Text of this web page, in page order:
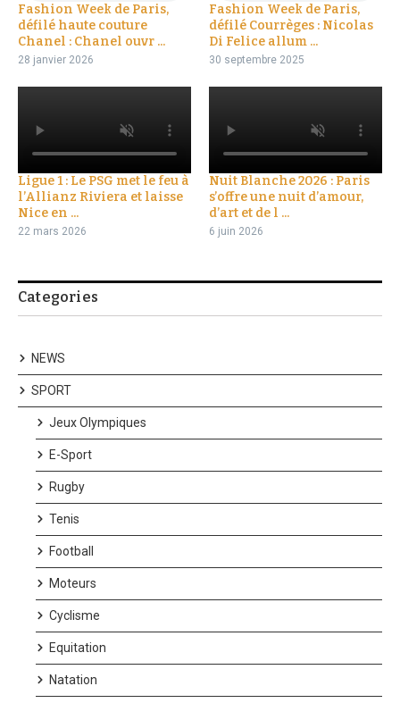
Fashion Week de Paris,
défilé haute couture
Chanel : Chanel ouvr ...
28 janvier 2026
Fashion Week de Paris,
défilé Courrèges : Nicolas
Di Felice allum ...
30 septembre 2025
Ligue 1 : Le PSG met le feu à
l’Allianz Riviera et laisse
Nice en ...
22 mars 2026
Nuit Blanche 2026 : Paris
s’offre une nuit d’amour,
d’art et de l ...
6 juin 2026
Categories
NEWS
SPORT
Jeux Olympiques
E-Sport
Rugby
Tenis
Football
Moteurs
Cyclisme
Equitation
Natation